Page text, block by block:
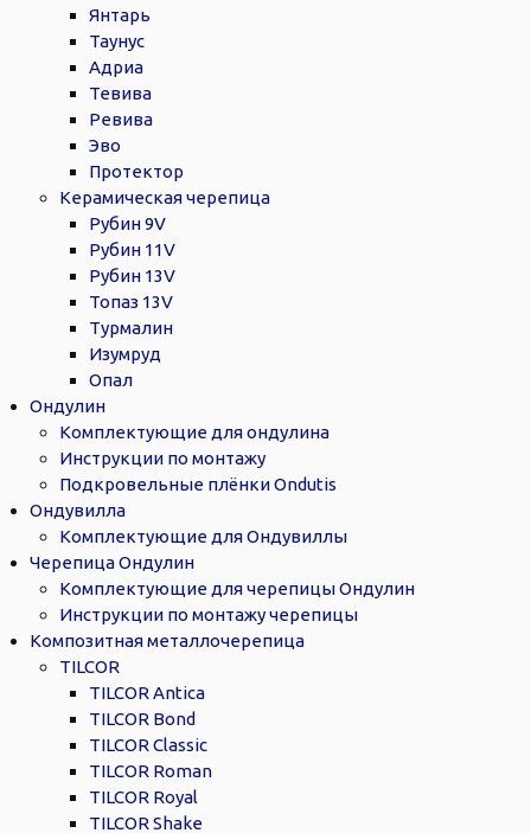
Янтарь
Таунус
Адриа
Тевива
Ревива
Эво
Протектор
Керамическая черепица
Рубин 9V
Рубин 11V
Рубин 13V
Топаз 13V
Турмалин
Изумруд
Опал
Ондулин
Комплектующие для ондулина
Инструкции по монтажу
Подкровельные плёнки Ondutis
Ондувилла
Комплектующие для Ондувиллы
Черепица Ондулин
Комплектующие для черепицы Ондулин
Инструкции по монтажу черепицы
Композитная металлочерепица
TILCOR
TILCOR Antica
TILCOR Bond
TILCOR Classic
TILCOR Roman
TILCOR Royal
TILCOR Shake